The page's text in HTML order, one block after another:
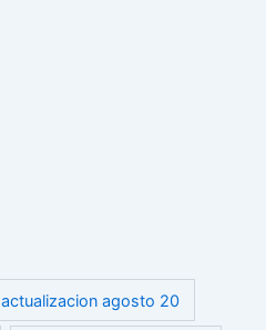
actualizacion agosto 20